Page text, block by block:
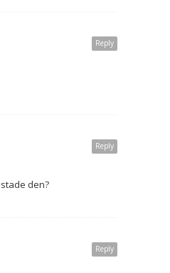
Reply
Reply
den?
Reply